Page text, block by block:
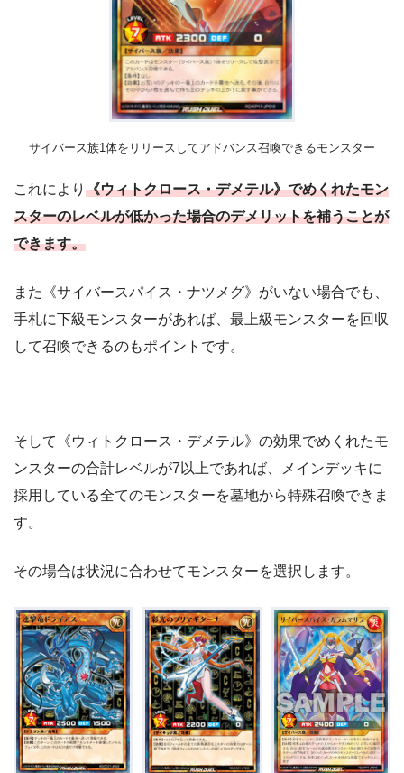
サイバース族1体をリリースしてアドバンス召喚できるモンスター
これにより 《ウィトクロース・デメテル》でめくれたモン
スターのレベルが低かった場合のデメリットを補うことが
できます。
また《サイバースパイス・ナツメグ》がいない場合でも、
手札に下級モンスターがあれば、最上級モンスターを回収
して召喚できるのもポイントです。
そして《ウィトクロース・デメテル》の効果でめくれたモ
ンスターの合計レベルが7以上であれば、メインデッキに
採用している全てのモンスターを墓地から特殊召喚できま
す。
その場合は状況に合わせてモンスターを選択します。